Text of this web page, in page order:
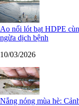
Ao nổi lót bạt HDPE
ngừa dịch bệnh
10/03/2026
Nắng nóng mùa hè: